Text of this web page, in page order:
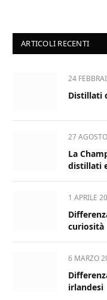
ARTICOLI RECENTI
24
Distillati
27
La
distillati
1 APRILE
curiosità
6 MARZO
irlandesi